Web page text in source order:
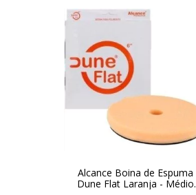
Alcance Boina de Espuma
Dune Flat Laranja - Médio